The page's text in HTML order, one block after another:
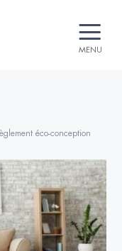
MENU
éco-conception